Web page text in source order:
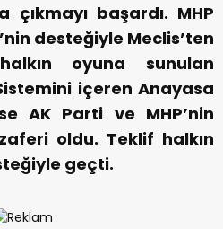
çıkmayı başardı. MHP
desteğiyle Meclis’ten
oyuna sunulan
içeren Anayasa
AK Parti ve MHP’nin
oldu. Teklif halkın
geçti.